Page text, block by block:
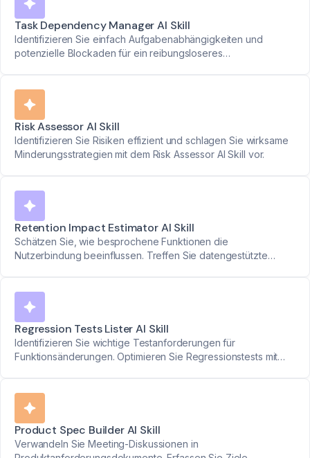
Task Dependency Manager AI Skill
Identifizieren Sie einfach Aufgabenabhängigkeiten und
potenzielle Blockaden für ein reibungsloseres
Risk Assessor AI Skill
Identifizieren Sie Risiken effizient und schlagen Sie wirksame
Minderungsstrategien mit dem Risk Assessor AI Skill vor.
Retention Impact Estimator AI Skill
Schätzen Sie, wie besprochene Funktionen die
Nutzerbindung beeinflussen. Treffen Sie datengestützte
Regression Tests Lister AI Skill
Identifizieren Sie wichtige Testanforderungen für
Funktionsänderungen. Optimieren Sie Regressionstests mit
Product Spec Builder AI Skill
Verwandeln Sie Meeting-Diskussionen in